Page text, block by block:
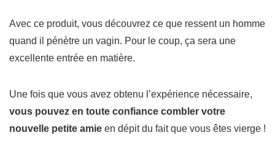
Avec ce produit, vous découvrez ce que ressent un homme
quand il pénètre un vagin. Pour le coup, ça sera une
excellente entrée en matière.
Une fois que vous avez obtenu l’expérience nécessaire,
vous pouvez en toute confiance combler votre
nouvelle petite amie en dépit du fait que vous êtes vierge !